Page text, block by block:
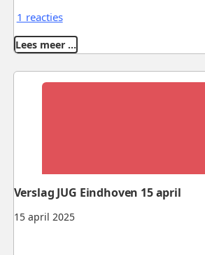
1 reacties
Lees meer …
15 april 2025
Verslag JUG Eindhoven 15 april